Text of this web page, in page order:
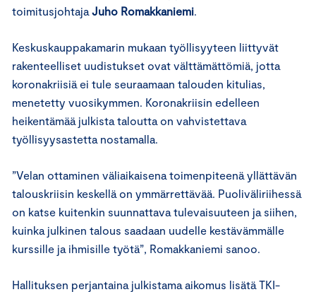
toimitusjohtaja Juho Romakkaniemi.
Keskuskauppakamarin mukaan työllisyyteen liittyvät
rakenteelliset uudistukset ovat välttämättömiä, jotta
koronakriisiä ei tule seuraamaan talouden kitulias,
menetetty vuosikymmen. Koronakriisin edelleen
heikentämää julkista taloutta on vahvistettava
työllisyysastetta nostamalla.
”Velan ottaminen väliaikaisena toimenpiteenä yllättävän
talouskriisin keskellä on ymmärrettävää. Puoliväliriihessä
on katse kuitenkin suunnattava tulevaisuuteen ja siihen,
kuinka julkinen talous saadaan uudelle kestävämmälle
kurssille ja ihmisille työtä”, Romakkaniemi sanoo.
Hallituksen perjantaina julkistama aikomus lisätä TKI-